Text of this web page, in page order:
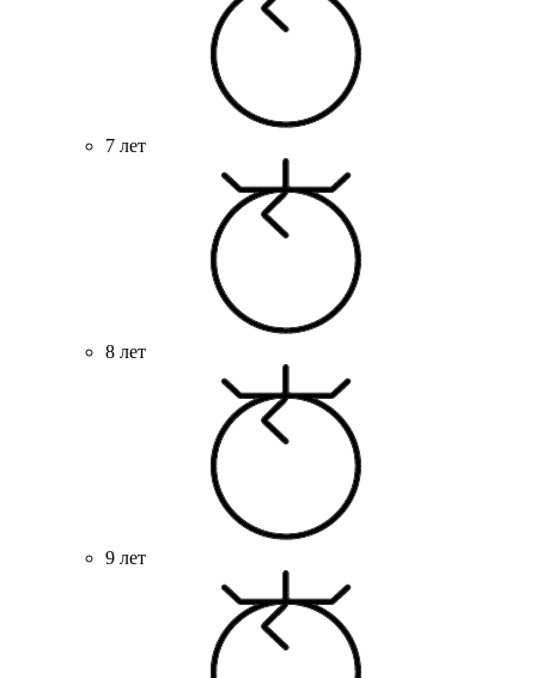
7 лет
8 лет
9 лет